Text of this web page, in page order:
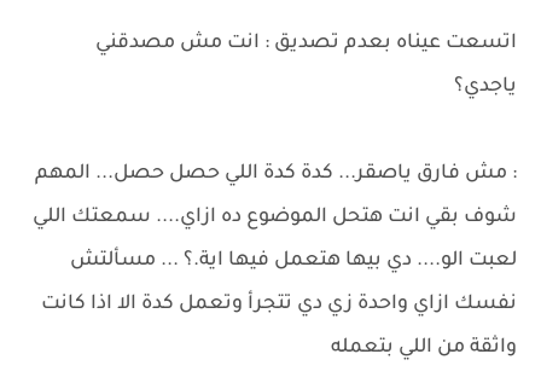
اتسعت عيناه بعدم تصديق : انت مش مصدقني
ياجدي؟
: مش فارق ياصقر... كدة كدة اللي حصل حصل... المهم
شوف بقي انت هتحل الموضوع ده ازاي.... سمعتك اللي
لعبت الو.... دي بيها هتعمل فيها اية.؟ ... مسألتش
نفسك ازاي واحدة زي دي تتجرأ وتعمل كدة الا اذا كانت
واثقة من اللي بتعمله